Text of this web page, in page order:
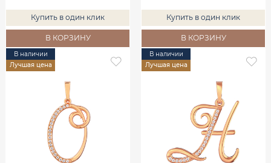
Купить в один клик
В КОРЗИНУ
Купить в один клик
В КОРЗИНУ
В наличии
Лучшая цена
В наличии
Лучшая цена